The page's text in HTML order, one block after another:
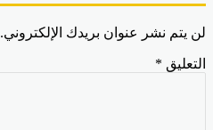
لن يتم نشر عنوان بريدك الإلكتروني.
التعليق *